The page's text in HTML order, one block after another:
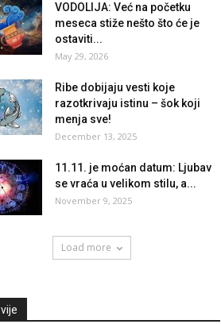
VODOLIJA: Već na početku
meseca stiže nešto što će je
ostaviti...
May 29, 2026
Ribe dobijaju vesti koje
razotkrivaju istinu – šok koji
menja sve!
December 13, 2025
11.11. je moćan datum: Ljubav
se vraća u velikom stilu, a...
November 9, 2025
Load more